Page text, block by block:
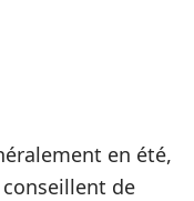
en été,
conseillent de